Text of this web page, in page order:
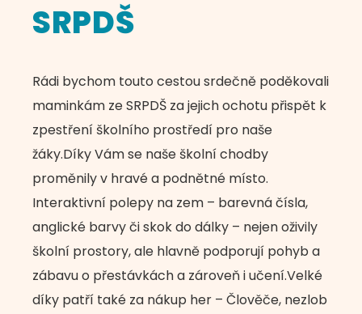
SRPDŠ
Rádi bychom touto cestou srdečně poděkovali
maminkám ze SRPDŠ za jejich ochotu přispět k
zpestření školního prostředí pro naše
žáky.Díky Vám se naše školní chodby
proměnily v hravé a podnětné místo.
Interaktivní polepy na zem – barevná čísla,
anglické barvy či skok do dálky – nejen oživily
školní prostory, ale hlavně podporují pohyb a
zábavu o přestávkách a zároveň i učení.Velké
díky patří také za nákup her – Člověče, nezlob